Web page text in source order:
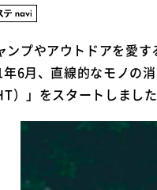
ンプやアウトドアを愛
6月、直線的なモノの
）」をスタートしました